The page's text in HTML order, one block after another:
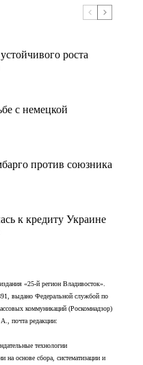
роста
с немецкой
против союзника
к кредиту Украине
«25-й регион Владивосток».
выдано Федеральной службой по
коммуникаций (Роскомнадзор)
почта редакции:
технологии
на основе сбора, систематизации и